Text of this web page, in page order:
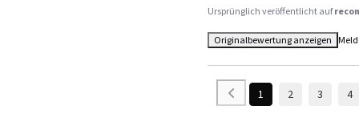
Ursprünglich veröffentlicht auf
Originalbewertung anzeigen
1 2 3 4